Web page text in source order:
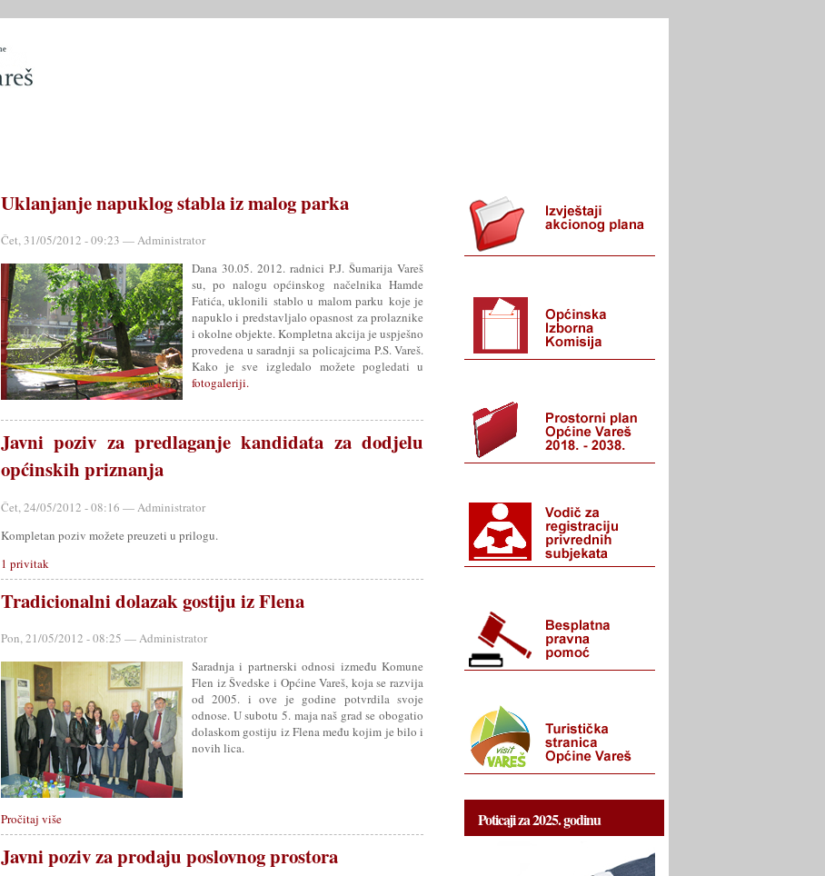
Uklanjanje napuklog stabla iz malog parka
Čet, 31/05/2012 - 09:23 — Administrator
Dana 30.05. 2012. radnici P.J. Šumarija Vareš
su, po nalogu općinskog načelnika Hamde
Fatića, uklonili stablo u malom parku koje je
napuklo i predstavljalo opasnost za prolaznike
i okolne objekte. Kompletna akcija je uspješno
provedena u saradnji sa policajcima P.S. Vareš.
Kako je sve izgledalo možete pogledati u
fotogaleriji.
Javni poziv za predlaganje kandidata za dodjelu
općinskih priznanja
Čet, 24/05/2012 - 08:16 — Administrator
Kompletan poziv možete preuzeti u prilogu.
1 privitak
Tradicionalni dolazak gostiju iz Flena
Pon, 21/05/2012 - 08:25 — Administrator
Saradnja i partnerski odnosi između Komune
Flen iz Švedske i Općine Vareš, koja se razvija
od 2005. i ove je godine potvrdila svoje
odnose. U subotu 5. maja naš grad se obogatio
dolaskom gostiju iz Flena među kojim je bilo i
novih lica.
Pročitaj više
Javni poziv za prodaju poslovnog prostora
Poticaji za 2025. godinu